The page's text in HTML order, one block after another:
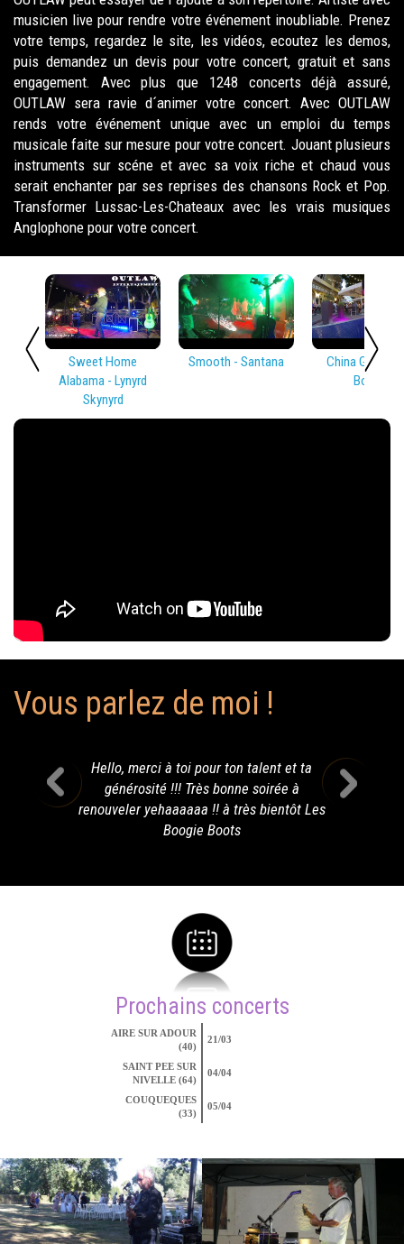
musicien live pour rendre votre événement inoubliable. Prenez
votre temps, regardez le site, les vidéos, ecoutez les demos,
puis demandez un devis pour votre concert, gratuit et sans
engagement. Avec plus que 1248 concerts déjà assuré,
OUTLAW sera ravie d´animer votre concert. Avec OUTLAW
rends votre événement unique avec un emploi du temps
musicale faite sur mesure pour votre concert. Jouant plusieurs
instruments sur scéne et avec sa voix riche et chaud vous
serait enchanter par ses reprises des chansons Rock et Pop.
Transformer Lussac-Les-Chateaux avec les vrais musiques
Anglophone pour votre concert.
Sweet Home
Alabama - Lynyrd
Skynyrd
Smooth - Santana
China Girl -
Bowie
Vous parlez de moi !
Hello, merci à toi pour ton talent et ta
générosité !!! Très bonne soirée à
renouveler yehaaaaaa !! à très bientôt Les
Boogie Boots
Prochains concerts
AIRE SUR ADOUR
(40)
21/03
SAINT PEE SUR
NIVELLE (64)
04/04
COUQUEQUES
(33)
05/04